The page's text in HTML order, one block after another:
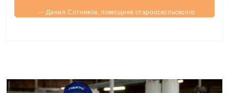
— Данил Сотников, помощник старооскольскоого
городского прокурора.